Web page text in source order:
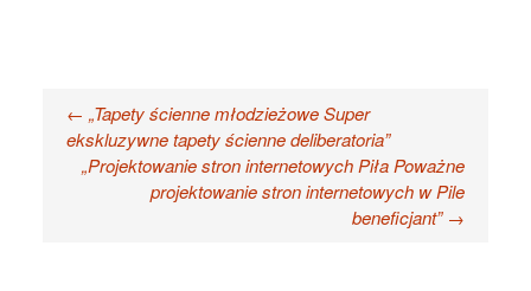
Nawigacja
wpisu
← „Tapety ścienne młodzieżowe Super
ekskluzywne tapety ścienne deliberatoria”
„Projektowanie stron internetowych Piła Poważne
projektowanie stron internetowych w Pile
beneficjant” →